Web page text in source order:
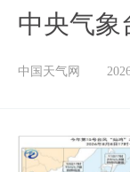
中央气象
中国天气网